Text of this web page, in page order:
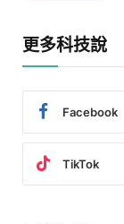
更多科技說
Facebook
TikTok